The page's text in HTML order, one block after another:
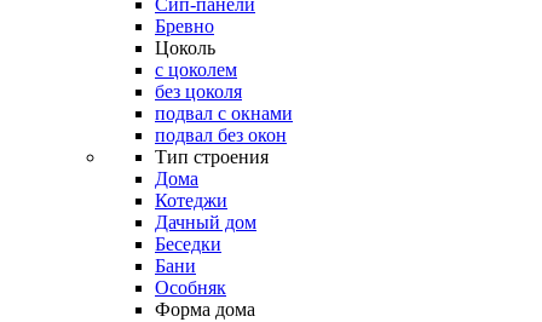
Сип-панели
Бревно
Цоколь
с цоколем
без цоколя
подвал с окнами
подвал без окон
Тип строения
Дома
Котеджи
Дачный дом
Беседки
Бани
Особняк
Форма дома